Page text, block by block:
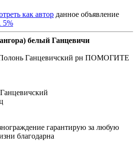
как автор данное объявление
белый Ганцевичи
Полонь Ганцевичский рн ПОМОГИТЕ
Ганцевичский
гарантирую за любую
благодарна